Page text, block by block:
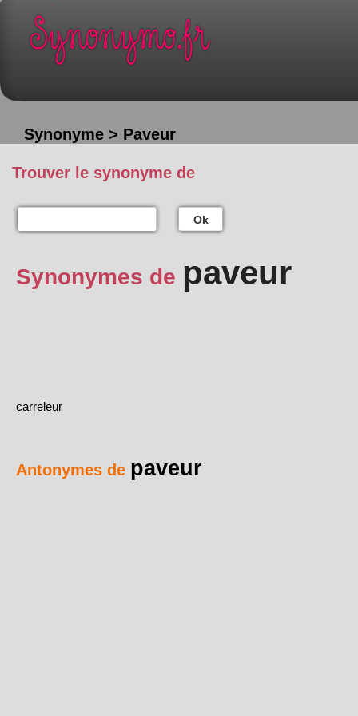
Synonyme > Paveur
Trouver le synonyme de
Ok
Synonymes de paveur
carreleur
Antonymes de paveur